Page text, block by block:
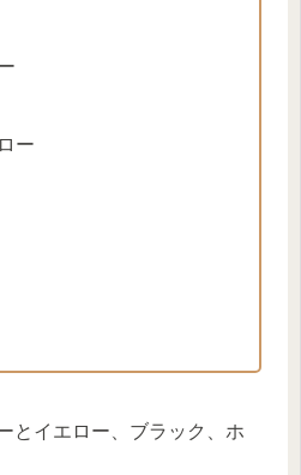
ー
とイエロー、ブラック、ホ